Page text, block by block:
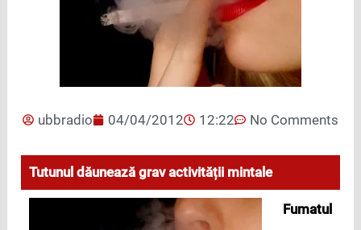
ubbradio 04/04/2012 12:22 No Comments
Tutunul dăunează grav activității mintale
Fumatul